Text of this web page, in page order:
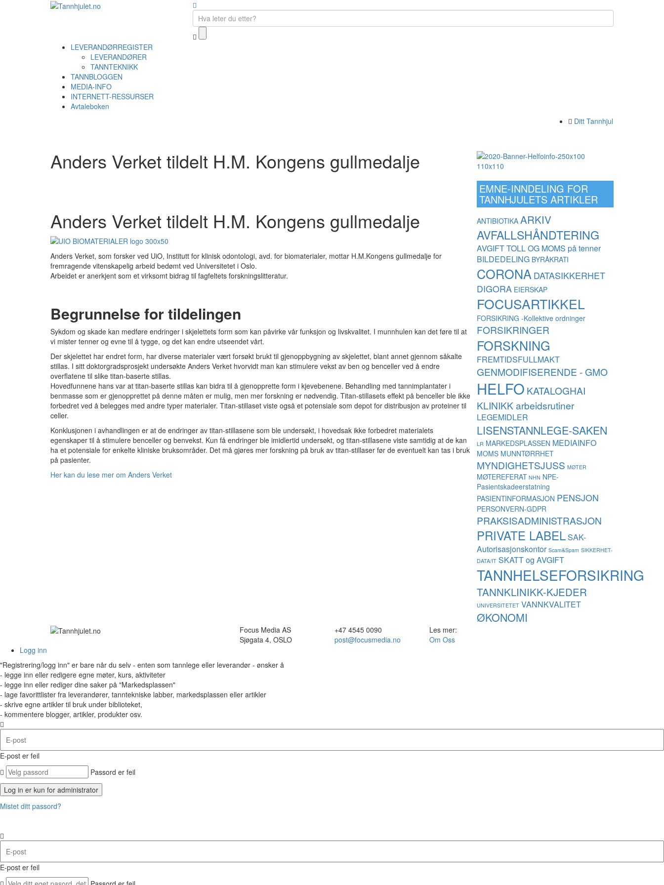
LEVERANDØRREGISTER
LEVERANDØRER
TANNTEKNIKK
TANNBLOGGEN
MEDIA-INFO
INTERNETT-RESSURSER
Avtaleboken
Ditt Tannhjul
Anders Verket tildelt H.M. Kongens gullmedalje
Anders Verket tildelt H.M. Kongens gullmedalje
Anders Verket, som forsker ved UiO, Institutt for klinisk odontologi, avd. for biomaterialer, mottar H.M.Kongens gullmedalje for
fremragende vitenskapelig arbeid bedømt ved Universitetet i Oslo.
Arbeidet er anerkjent som et virksomt bidrag til fagfeltets forskningslitteratur.
Begrunnelse for tildelingen
Sykdom og skade kan medføre endringer i skjelettets form som kan påvirke vår funksjon og livskvalitet. I munnhulen kan det føre til at
vi mister tenner og evne til å tygge, og det kan endre utseendet vårt.
Der skjelettet har endret form, har diverse materialer vært forsøkt brukt til gjenoppbygning av skjelettet, blant annet gjennom såkalte
stillas. I sitt doktorgradsprosjekt undersøkte Anders Verket hvorvidt man kan stimulere vekst av ben og benceller ved å endre
overflatene til slike titan-baserte stillas.
Hovedfunnene hans var at titan-baserte stillas kan bidra til å gjenopprette form i kjevebenene. Behandling med tannimplantater i
benmasse som er gjenopprettet på denne måten er mulig, men mer forskning er nødvendig. Titan-stillasets effekt på benceller ble ikke
forbedret ved å belegges med andre typer materialer. Titan-stillaset viste også et potensiale som depot for distribusjon av proteiner til
celler.
Konklusjonen i avhandlingen er at de endringer av titan-stillasene som ble undersøkt, i hovedsak ikke forbedret materialets
egenskaper til å stimulere benceller og benvekst. Kun få endringer ble imidlertid undersøkt, og titan-stillasene viste samtidig at de kan
ha et potensiale for enkelte kliniske bruksområder. Det må gjøres mer forskning på bruk av titan-stillaser før de eventuelt kan tas i bruk
på pasienter.
Her kan du lese mer om Anders Verket
EMNE-INNDELING FOR
TANNHJULETS ARTIKLER
ANTIBIOTIKA ARKIV
AVFALLSHÅNDTERING
AVGIFT TOLL OG MOMS på tenner
BILDEDELING BYRÅKRATI
CORONA DATASIKKERHET
DIGORA EIERSKAP
FOCUSARTIKKEL
FORSIKRING -Kollektive ordninger
FORSIKRINGER
FORSKNING
FREMTIDSFULLMAKT
GENMODIFISERENDE - GMO
HELFO KATALOGHAI
KLINIKK arbeidsrutiner
LEGEMIDLER
LISENSTANNLEGE-SAKEN
LR MARKEDSPLASSEN MEDIAINFO
MOMS MUNNTØRRHET
MYNDIGHETSJUSS MØTER
MØTEREFERAT NHN NPE-
Pasientskadeerstatning
PASIENTINFORMASJON PENSJON
PERSONVERN-GDPR
PRAKSISADMINISTRASJON
PRIVATE LABELSAK-
Autorisasjonskontor Scam&Spam SIKKERHET-
DATA/IT SKATT og AVGIFT
TANNHELSEFORSIKRING
TANNKLINIKK-KJEDER
UNIVERSITETET VANNKVALITET
ØKONOMI
Focus Media AS
Sjøgata 4, OSLO
+47 4545 0090
post@focusmedia.no
Les mer:
Om Oss
Logg inn
"Registrering/logg inn" er bare når du selv - enten som tannlege eller leverandør - ønsker å
- legge inn eller redigere egne møter, kurs, aktiviteter
- legge inn eller rediger dine saker på "Markedsplassen"
- lage favorittlister fra leverandører, tanntekniske labber, markedsplassen eller artikler
- skrive egne artikler til bruk under biblioteket,
- kommentere blogger, artikler, produkter osv.
E-post er feil
Passord er feil
Mistet ditt passord?
E-post er feil